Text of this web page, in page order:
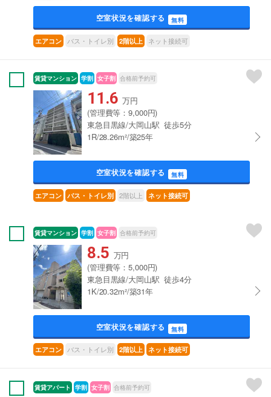
空室状況を確認する 無料
エアコン バス・トイレ別 2階以上 ネット接続可
賃貸マンション 学割 女子割 合格前予約可
11.6 万円
(管理費等：9,000円)
東急目黒線/大岡山駅 徒歩5分
1R/28.26m²/築25年
空室状況を確認する 無料
エアコン バス・トイレ別 2階以上 ネット接続可
賃貸マンション 学割 女子割 合格前予約可
8.5 万円
(管理費等：5,000円)
東急目黒線/大岡山駅 徒歩4分
1K/20.32m²/築31年
空室状況を確認する 無料
エアコン バス・トイレ別 2階以上 ネット接続可
賃貸アパート 学割 女子割 合格前予約可